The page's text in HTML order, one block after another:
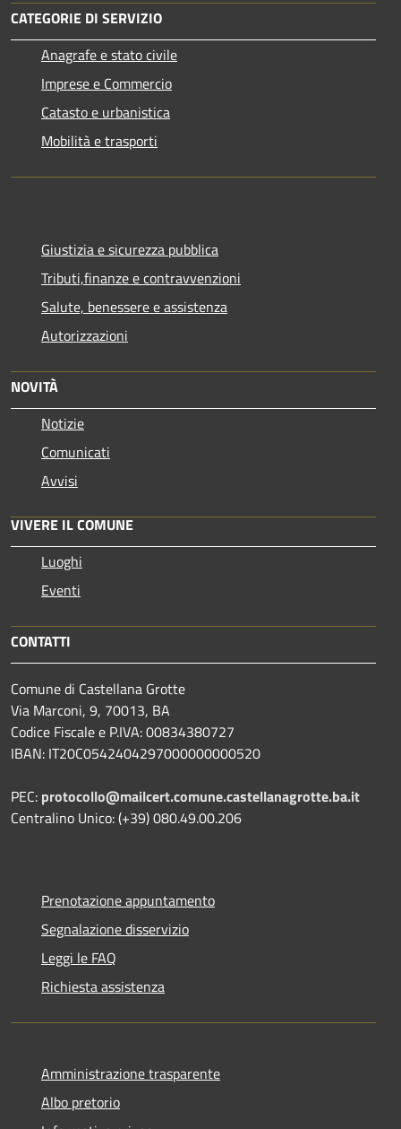
CATEGORIE DI SERVIZIO
Anagrafe e stato civile
Imprese e Commercio
Catasto e urbanistica
Mobilità e trasporti
Giustizia e sicurezza pubblica
Tributi,finanze e contravvenzioni
Salute, benessere e assistenza
Autorizzazioni
NOVITÀ
Notizie
Comunicati
Avvisi
VIVERE IL COMUNE
Luoghi
Eventi
CONTATTI
Comune di Castellana Grotte
Via Marconi, 9, 70013, BA
Codice Fiscale e P.IVA: 00834380727
IBAN: IT20C0542404297000000000520
PEC: protocollo@mailcert.comune.castellanagrotte.ba.it
Centralino Unico: (+39) 080.49.00.206
Prenotazione appuntamento
Segnalazione disservizio
Leggi le FAQ
Richiesta assistenza
Amministrazione trasparente
Albo pretorio